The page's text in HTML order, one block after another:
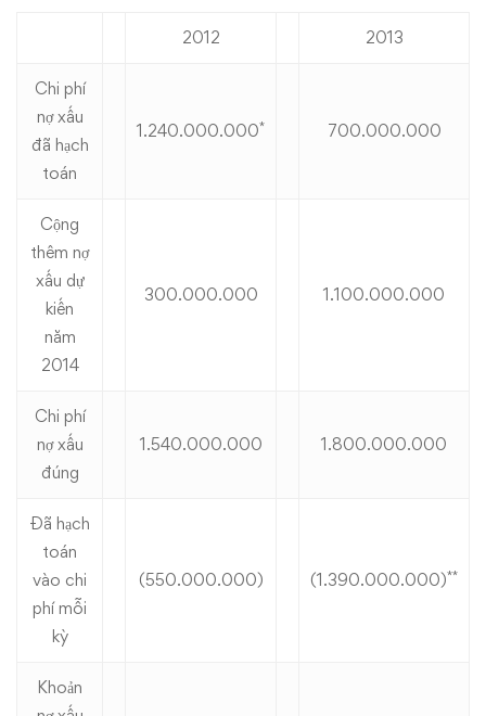
2012 2013
Chi phí
nợ xấu
đã hạch
toán
1.240.000.000* 700.000.000
Cộng
thêm nợ
xấu dự
kiến
năm
2014
300.000.000 1.100.000.000
Chi phí
nợ xấu
đúng
1.540.000.000 1.800.000.000
Đã hạch
toán
vào chi
phí mỗi
kỳ
(550.000.000) (1.390.000.000)**
Khoản